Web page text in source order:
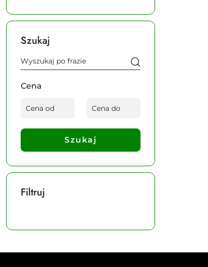
Szukaj
Cena
Szukaj
Filtruj